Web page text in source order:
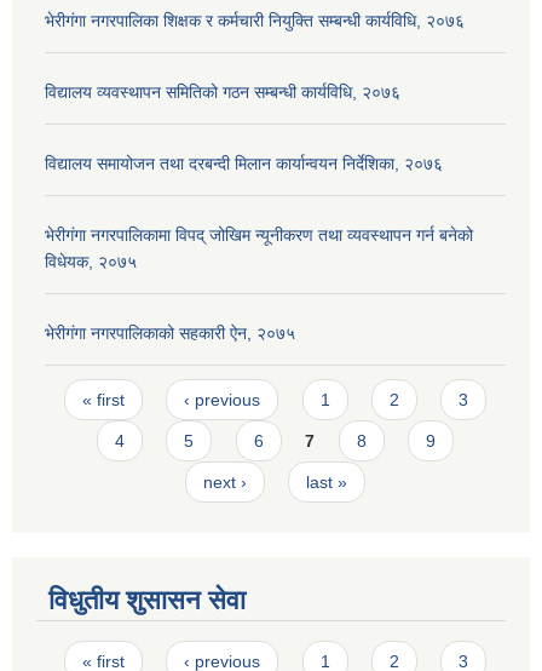
भेरीगंगा नगरपालिका शिक्षक र कर्मचारी नियुक्ति सम्बन्धी कार्यविधि, २०७६
विद्यालय व्यवस्थापन समितिको गठन सम्बन्धी कार्यविधि, २०७६
विद्यालय समायोजन तथा दरबन्दी मिलान कार्यान्वयन निर्देशिका, २०७६
भेरीगंगा नगरपालिकामा विपद् जोखिम न्यूनीकरण तथा व्यवस्थापन गर्न बनेको
विधेयक, २०७५
भेरीगंगा नगरपालिकाको सहकारी ऐन, २०७५
Pages
« first ‹ previous 1 2 3
4 5 6 7 8 9
next › last »
विधुतीय शुसासन सेवा
Pages
« first ‹ previous 1 2
3